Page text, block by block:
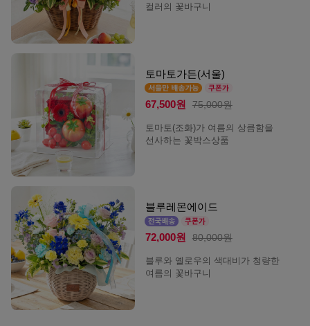
컬러의 꽃바구니
토마토가든(서울)
67,500원 75,000원
토마토(조화)가 여름의 상큼함을
선사하는 꽃박스상품
블루레몬에이드
72,000원 80,000원
블루와 옐로우의 색대비가 청량한
여름의 꽃바구니